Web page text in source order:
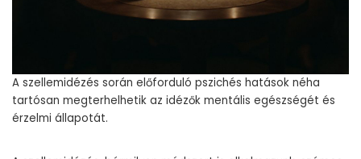
A szellemidézés során előforduló pszichés hatások néha
tartósan megterhelhetik az idézők mentális egészségét és
érzelmi állapotát.